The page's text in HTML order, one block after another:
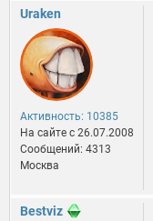
Uraken
Активность: 10385
На сайте c 26.07.2008
Сообщений: 4313
Москва
Bestviz